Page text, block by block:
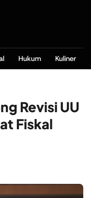
Hukum Kuliner
Revisi UU
Fiskal